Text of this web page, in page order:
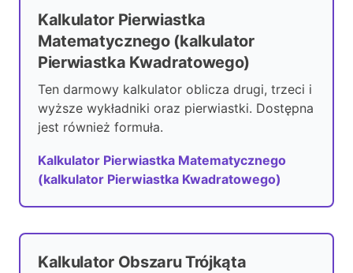
Kalkulator Pierwiastka
Matematycznego (kalkulator
Pierwiastka Kwadratowego)
Ten darmowy kalkulator oblicza drugi, trzeci i
wyższe wykładniki oraz pierwiastki. Dostępna
jest również formuła.
Kalkulator Pierwiastka Matematycznego
(kalkulator Pierwiastka Kwadratowego)
Kalkulator Obszaru Trójkąta